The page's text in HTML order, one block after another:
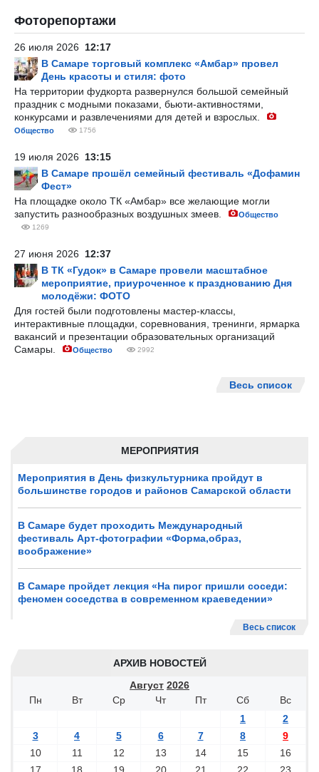
МЕРОПРИЯТИЯ
Мероприятия в День физкультурника пройдут в
большинстве городов и районов Самарской области
В Самаре будет проходить Международный
фестиваль Арт-фотографии «Форма,образ,
воображение»
В Самаре пройдет лекция «На пирог пришли соседи:
феномен соседства в современном краеведении»
Весь список
АРХИВ НОВОСТЕЙ
Август 2026
Пн
Вт Ср Чт Пт Сб
Вс
1
2
3
4 5 6 7 8
9
10
11 12 13 14 15
16
Фоторепортажи
26 июля 2026 12:17
В Самаре торговый комплекс «Амбар» провел
День красоты и стиля: фото
На территории фудкорта развернулся большой семейный
праздник с модными показами, бьюти-активностями,
конкурсами и развлечениями для детей и взрослых.
Общество 1756
19 июля 2026 13:15
В Самаре прошёл семейный фестиваль «Дофамин
Фест»
На площадке около ТК «Амбар» все желающие могли
запустить разнообразных воздушных змеев.
Общество
1269
27 июня 2026 12:37
В ТК «Гудок» в Самаре провели масштабное
мероприятие, приуроченное к празднованию Дня
молодёжи: ФОТО
Для гостей были подготовлены мастер-классы,
интерактивные площадки, соревнования, тренинги, ярмарка
вакансий и презентации образовательных организаций
Самары.
Общество 2992
Весь список